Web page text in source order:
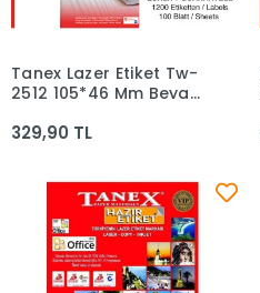
Sepete Ekle
Tanex Lazer Etiket Tw-
2512 105*46 Mm Beyaz
329,90 TL